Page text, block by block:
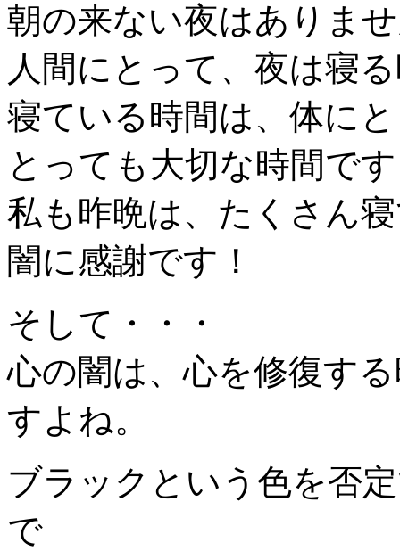
朝の来ない夜はありま
人間にとって、夜は寝
寝ている時間は、体に
とっても大切な時間で
私も昨晩は、たくさん
闇に感謝です！
そして・・・
心の闇は、心を修復す
すよね。
ブラックという色を否
で